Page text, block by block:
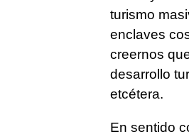
turismo
enclaves
creernos
desarrollo
etcétera.
En sentido